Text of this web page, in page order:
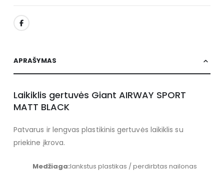
APRAŠYMAS
Laikiklis gertuvės Giant AIRWAY SPORT
MATT BLACK
Patvarus ir lengvas plastikinis gertuvės laikiklis su
priekine įkrova.
Medžiaga:lankstus plastikas / perdirbtas nailonas